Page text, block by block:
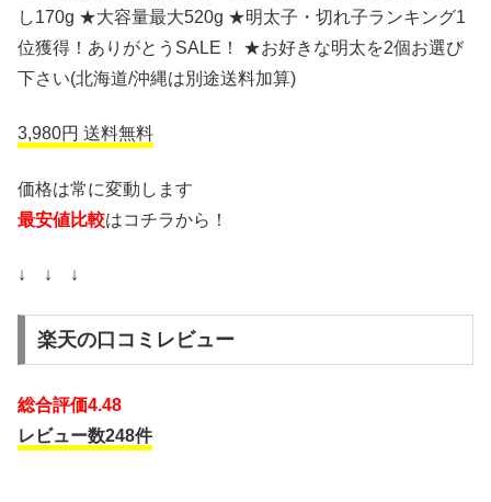
し170g ★大容量最大520g ★明太子・切れ子ランキング1
位獲得！ありがとうSALE！ ★お好きな明太を2個お選び
下さい(北海道/沖縄は別途送料加算)
3,980円 送料無料
価格は常に変動します
最安値比較はコチラから！
↓ ↓ ↓
楽天の口コミレビュー
総合評価4.48
レビュー数248件